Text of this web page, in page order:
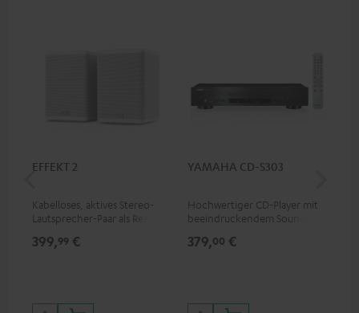
EFFEKT 2
Kabelloses, aktives Stereo-
Lautsprecher-Paar als Rear-
geeignete Teufel Systeme
399,99 €
YAMAHA CD-S303
Hochwertiger CD-Player mit
beeindruckendem Sound und
379,00 €